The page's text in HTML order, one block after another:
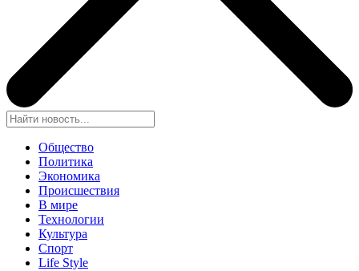
Общество
Политика
Экономика
Происшествия
В мире
Технологии
Культура
Спорт
Life Style